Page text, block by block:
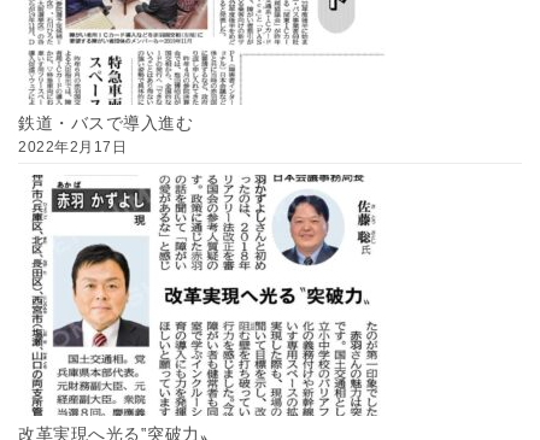
鉄道・バスで導入進む
2022年2月17日
改革実現へ光る‟突破力〟